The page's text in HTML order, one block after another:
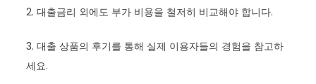
2. 대출금리 외에도 부가 비용을 철저히 비교해야 합니다.
3. 대출 상품의 후기를 통해 실제 이용자들의 경험을 참고하
세요.